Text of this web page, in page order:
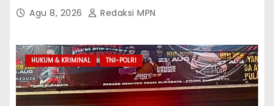
Agu 8, 2026 Redaksi MPN
HUKUM & KRIMINAL TNI-POLRI